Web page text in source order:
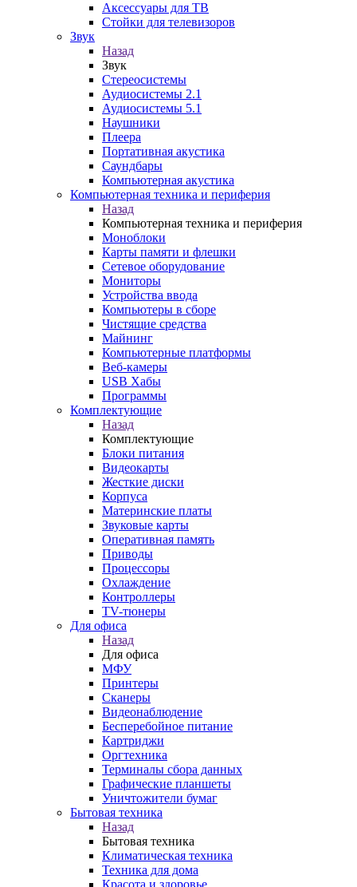
Аксессуары для ТВ
Стойки для телевизоров
Звук
Назад
Звук
Стереосистемы
Аудиосистемы 2.1
Аудиосистемы 5.1
Наушники
Плеера
Портативная акустика
Саундбары
Компьютерная акустика
Компьютерная техника и периферия
Назад
Компьютерная техника и периферия
Моноблоки
Карты памяти и флешки
Сетевое оборудование
Мониторы
Устройства ввода
Компьютеры в сборе
Чистящие средства
Майнинг
Компьютерные платформы
Веб-камеры
USB Хабы
Программы
Комплектующие
Назад
Комплектующие
Блоки питания
Видеокарты
Жесткие диски
Корпуса
Материнские платы
Звуковые карты
Оперативная память
Приводы
Процессоры
Охлаждение
Контроллеры
TV-тюнеры
Для офиса
Назад
Для офиса
МФУ
Принтеры
Сканеры
Видеонаблюдение
Бесперебойное питание
Картриджи
Оргтехника
Терминалы сбора данных
Графические планшеты
Уничтожители бумаг
Бытовая техника
Назад
Бытовая техника
Климатическая техника
Техника для дома
Красота и здоровье